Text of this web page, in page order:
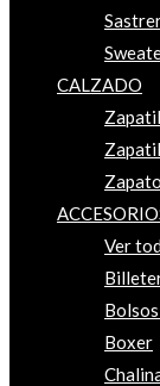
CALZADO
Ver
Boxer